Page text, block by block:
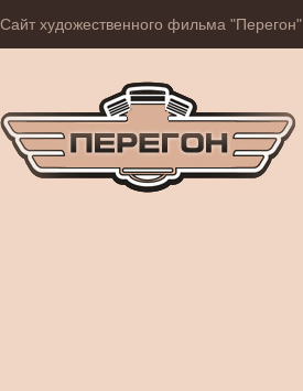
Сайт художественного фильма "Перегон"